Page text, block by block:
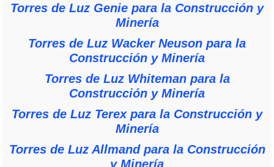
Torres de Luz Genie para la Construcción y
Minería
Torres de Luz Wacker Neuson para la
Construcción y Minería
Torres de Luz Whiteman para la
Construcción y Minería
Torres de Luz Terex para la Construcción y
Minería
Torres de Luz Allmand para la Construcción
y Minería